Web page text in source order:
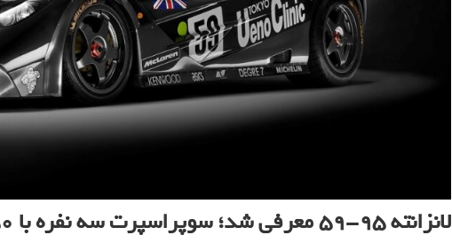
لانزانته ۹۵-۵۹ معرفی شد؛ سوپراسپرت سه نفره با ۸۵۰ اسب‌بخار قدرت_فرنگی